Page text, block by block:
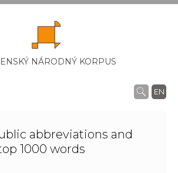
NÁRODNÝ KORPUS
EN
abbreviations and
1000 words